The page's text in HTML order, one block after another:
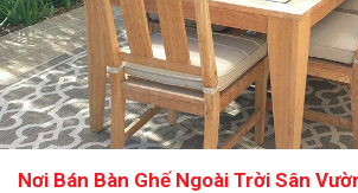
Nơi Bán Bàn Ghế Ngoài Trời Sân